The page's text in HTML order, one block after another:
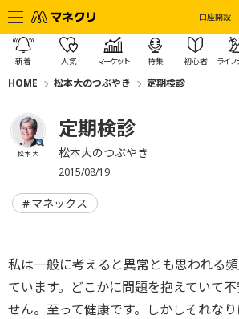
口座開設
新着 人気 マーケット 特集 初心者 ライフ
HOME 松本大のつぶやき 定期検診
松本 大
定期検診
松本大のつぶやき
2015/08/19
マネックス
私は一般に考えると異常とも思われる
ています。どこかに問題を抱えていて
せん。至って健康です。しかしそれな